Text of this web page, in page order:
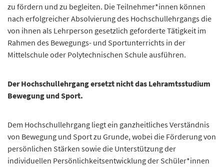
zu fördern und zu begleiten. Die Teilnehmer*innen können
nach erfolgreicher Absolvierung des Hochschullehrgangs die
von ihnen als Lehrperson gesetzlich geforderte Tätigkeit im
Rahmen des Bewegungs- und Sportunterrichts in der
Mittelschule oder Polytechnischen Schule ausführen.
Der Hochschullehrgang ersetzt nicht das Lehramtsstudium
Bewegung und Sport.
Dem Hochschullehrgang liegt ein ganzheitliches Verständnis
von Bewegung und Sport zu Grunde, wobei die Förderung von
persönlichen Stärken sowie die Unterstützung der
individuellen Persönlichkeitsentwicklung der Schüler*innen